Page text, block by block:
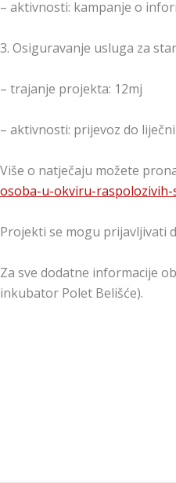
– aktivnosti: kampanje o
3. Osiguravanje usluga za
– trajanje projekta: 12mj
– aktivnosti: prijevoz do
Više o natječaju možete
osoba-u-okviru-
Projekti se mogu prijavljivati
Za sve dodatne informacije
inkubator Polet Belišće).